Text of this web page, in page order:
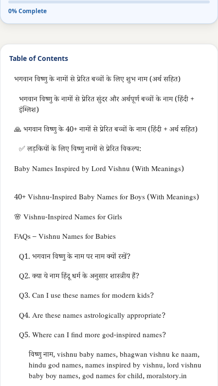
0% Complete
Table of Contents
भगवान विष्णु के नामों से प्रेरित बच्चों के लिए शुभ नाम (अर्थ सहित)
भगवान विष्णु के नामों से प्रेरित सुंदर और अर्थपूर्ण बच्चों के नाम (हिंदी +
इंग्लिश)
🙏 भगवान विष्णु के 40+ नामों से प्रेरित बच्चों के नाम (हिंदी + अर्थ सहित)
✅ लड़कियों के लिए विष्णु नामों से प्रेरित विकल्प:
Baby Names Inspired by Lord Vishnu (With Meanings)
40+ Vishnu-Inspired Baby Names for Boys (With Meanings)
🌸 Vishnu-Inspired Names for Girls
FAQs – Vishnu Names for Babies
Q1. भगवान विष्णु के नाम पर नाम क्यों रखें?
Q2. क्या ये नाम हिंदू धर्म के अनुसार शास्त्रीय हैं?
Q3. Can I use these names for modern kids?
Q4. Are these names astrologically appropriate?
Q5. Where can I find more god-inspired names?
विष्णु नाम, vishnu baby names, bhagwan vishnu ke naam,
hindu god names, names inspired by vishnu, lord vishnu
baby boy names, god names for child, moralstory.in